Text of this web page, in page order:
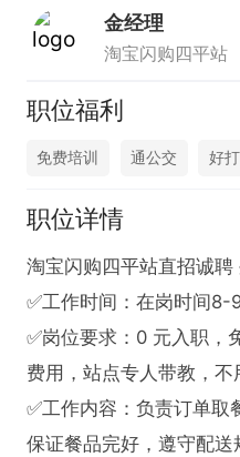
金经理
淘宝闪购四平站
职位福利
免费培训 通公交 好
职位详情
淘宝闪购四平站直招诚聘
✅工作时间：在岗时间8-
✅岗位要求：0 元入职，
费用，站点专人带教，不
✅工作内容：负责订单取
保证餐品完好，遵守配送